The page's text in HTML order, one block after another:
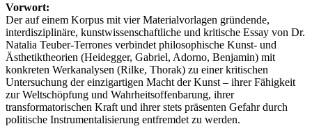
Vorwort:
Der auf einem Korpus mit vier Materialvorlagen gründende,
interdisziplinäre, kunstwissenschaftliche und kritische Essay von Dr.
Natalia Teuber-Terrones verbindet philosophische Kunst- und
Ästhetiktheorien (Heidegger, Gabriel, Adorno, Benjamin) mit
konkreten Werkanalysen (Rilke, Thorak) zu einer kritischen
Untersuchung der einzigartigen Macht der Kunst – ihrer Fähigkeit
zur Weltschöpfung und Wahrheitsoffenbarung, ihrer
transformatorischen Kraft und ihrer stets präsenten Gefahr durch
politische Instrumentalisierung entfremdet zu werden.